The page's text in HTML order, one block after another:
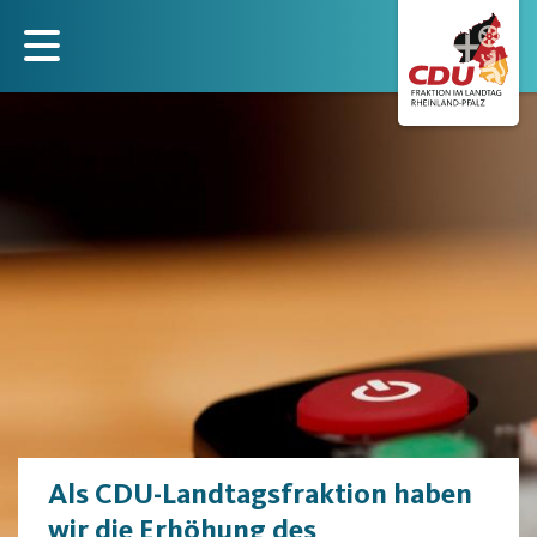
zum
Inhalt
Als CDU-Landtagsfraktion haben
wir die Erhöhung des